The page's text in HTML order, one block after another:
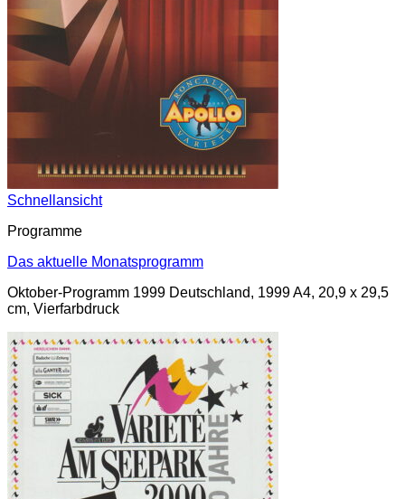
Schnellansicht
Programme
Das aktuelle Monatsprogramm
Oktober-Programm 1999 Deutschland, 1999 A4, 20,9 x 29,5
cm, Vierfarbdruck